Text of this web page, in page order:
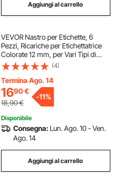
Aggiungi al carrello
VEVOR Nastro per Etichette, 6
Pezzi, Ricariche per Etichettatrice
Colorate 12 mm, per Vari Tipi di
Brother P-Touch, Sostituzione per
Letra Tag TZe-131, TZe-231, TZe-
431, TZe-531, TZe-631, TZe-731
(4)
Termina Ago. 14
1690€
18,90€
-11%
Disponibile
Consegna: Lun. Ago. 10 - Ven.
Ago. 14
Aggiungi al carrello